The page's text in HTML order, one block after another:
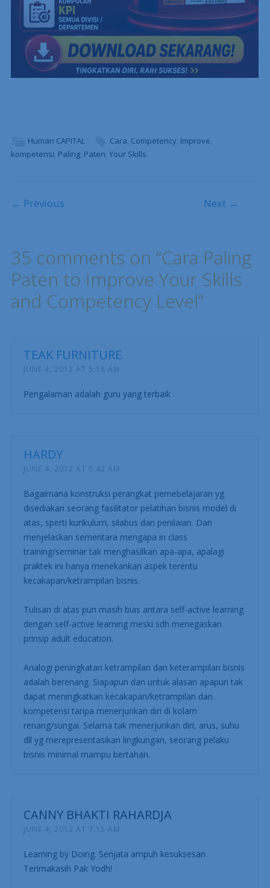
Human CAPITAL Cara, Competency, Improve,
kompetensi, Paling, Paten, Your Skills.
Post navigation
← Previous Next →
35 comments on “Cara Paling
Paten to Improve Your Skills
and Competency Level”
TEAK FURNITURE
JUNE 4, 2012 AT 5:18 AM
Pengalaman adalah guru yang terbaik
HARDY
JUNE 4, 2012 AT 5:42 AM
Bagaimana konstruksi perangkat pemebelajaran yg
disediakan seorang fasilitator pelatihan bisnis model di
atas, sperti kurikulum, silabus dan penilaian. Dan
menjelaskan sementara mengapa in class
training/seminar tak menghasilkan apa-apa, apalagi
praktek ini hanya menekankan aspek terentu
kecakapan/ketrampilan bisnis.
Tulisan di atas pun masih bias antara self-active learning
dengan self-active learning meski sdh menegaskan
prinsip adult education.
Analogi peningkatan ketrampilan dan keterampilan bisnis
adalah berenang. Siapapun dan untuk alasan apapun tak
dapat meningkatkan kecakapan/ketrampilan dan
kompetensi tanpa menerjunkan diri di kolam
renang/sungai. Selama tak menerjunkan diri, arus, suhu
dll yg merepresentasikan lingkungan, seorang pelaku
bisnis minimal mampu bertahan.
CANNY BHAKTI RAHARDJA
JUNE 4, 2012 AT 7:15 AM
Learning by Doing. Senjata ampuh kesuksesan.
Terimakasih Pak Yodh!